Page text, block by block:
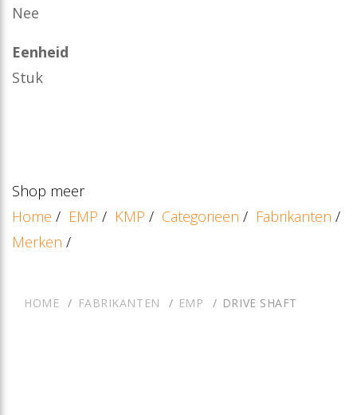
Nee
Eenheid
Stuk
Shop meer
Home / EMP / KMP / Categorieën / Fabrikanten /
Merken /
HOME FABRIKANTEN EMP DRIVE SHAFT